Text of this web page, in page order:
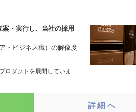
・実行し、当社の採用
・ビジネス職）の解像度
ロダクトを展開していま
詳細へ